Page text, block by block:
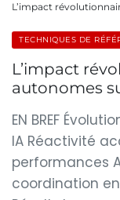
L’impact
TECHNIQUES DE
L’impact
autonomes
EN BREF
IA Réactivité
performances
coordination